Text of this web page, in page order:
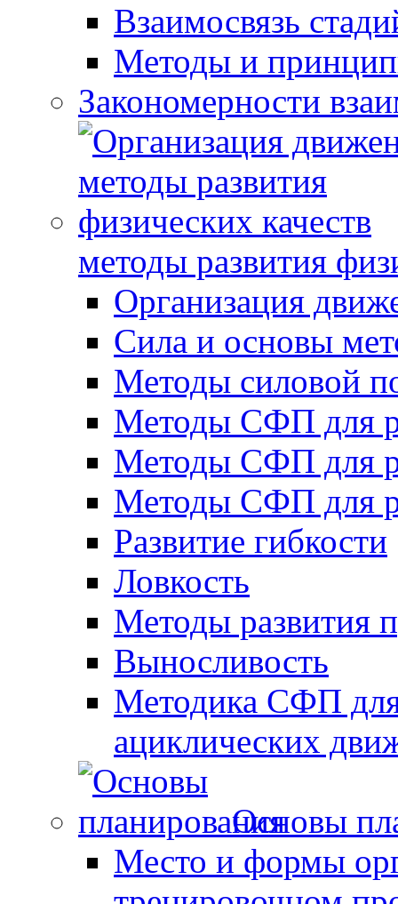
Взаимосвязь
Методы и
Закономерности
методы развития
Организация
Сила и основы
Методы силовой
Методы СФП для
Методы СФП для
Методы СФП для
Развитие гибкости
Ловкость
Методы развития
Выносливость
Методика СФП для
ациклических
Основы
Место и формы